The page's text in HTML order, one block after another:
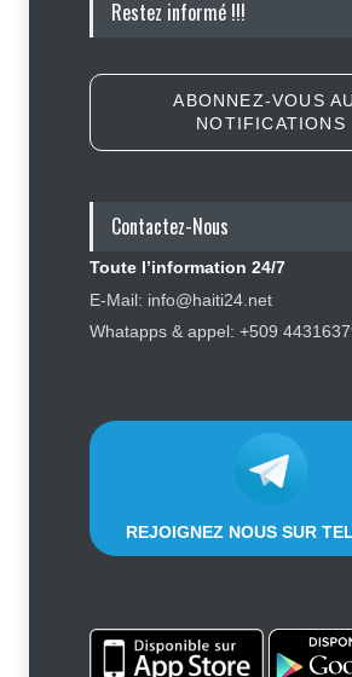
Trump et anti
Journalisme
Police nationale :
internes profitent-
Restez informé !!!
ABONNEZ-VOUS
NOTIFICATIONS
Contactez-Nous
Toute l’information 24/7
E-Mail: info@haiti24.net
Whatapps & appel: +509
REJOIGNEZ NOUS SUR